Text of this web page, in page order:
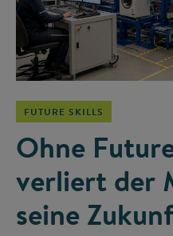
FUTURE SKILLS
Ohne
verliert der
seine